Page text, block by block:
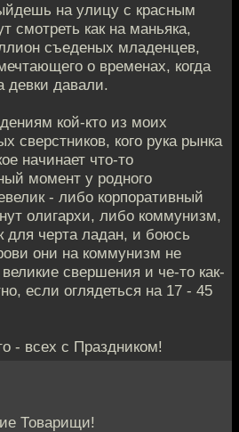
на улицу с красным
смотреть как на маньяка,
съеденых младенцев,
о временах, когда
девки давали.
кой-кто из моих
сверстников, кого рука рынка
начинает что-то
момент у родного
- либо корпоративный
олигархи, либо коммунизм,
для черта ладан, и боюсь
они на коммунизм не
свершения и че-то как-
если оглядеться на 17 - 45
- всех с Праздником!
Товарищи!